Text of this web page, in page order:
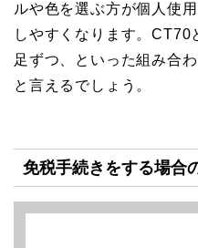
ルや色を選ぶ方が個人使
しやすくなります。CT70
足ずつ、といった組み合
と言えるでしょう。
免税手続きをする場合